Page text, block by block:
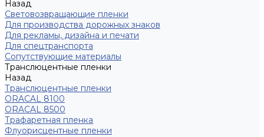
Назад
Световозвращающие пленки
Для производства дорожных знаков
Для рекламы, дизайна и печати
Для спецтранспорта
Сопутствующие материалы
Транслюцентные пленки
Назад
Транслюцентные пленки
ORACAL 8100
ORACAL 8500
Трафаретная пленка
Флуорисцентные пленки